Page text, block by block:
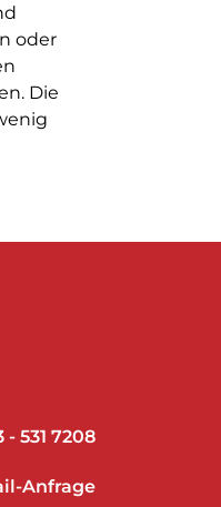
oder
Die
- 531 7208
Anfrage